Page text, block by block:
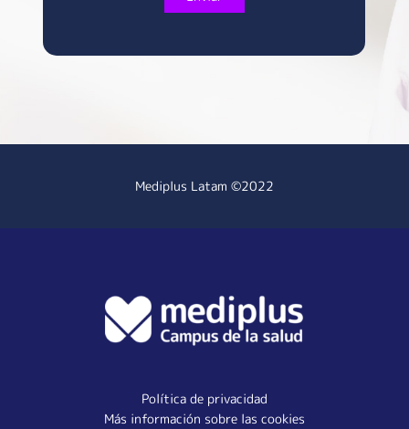
Mediplus Latam ©2022
Política de privacidad
Más información sobre las cookies